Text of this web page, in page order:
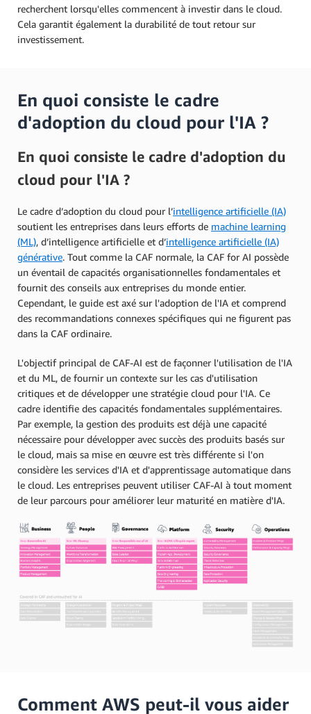
recherchent lorsqu'elles commencent à investir dans le cloud.
Cela garantit également la durabilité de tout retour sur
investissement.
En quoi consiste le cadre
d'adoption du cloud pour l'IA ?
En quoi consiste le cadre d'adoption du
cloud pour l'IA ?
Le cadre d’adoption du cloud pour l’intelligence artificielle (IA)
soutient les entreprises dans leurs efforts de machine learning
(ML), d’intelligence artificielle et d’intelligence artificielle (IA)
générative. Tout comme la CAF normale, la CAF for AI possède
un éventail de capacités organisationnelles fondamentales et
fournit des conseils aux entreprises du monde entier.
Cependant, le guide est axé sur l'adoption de l'IA et comprend
des recommandations connexes spécifiques qui ne figurent pas
dans la CAF ordinaire.
L'objectif principal de CAF-AI est de façonner l'utilisation de l'IA
et du ML, de fournir un contexte sur les cas d'utilisation
critiques et de développer une stratégie cloud pour l'IA. Ce
cadre identifie des capacités fondamentales supplémentaires.
Par exemple, la gestion des produits est déjà une capacité
nécessaire pour développer avec succès des produits basés sur
le cloud, mais sa mise en œuvre est très différente si l'on
considère les services d'IA et d'apprentissage automatique dans
le cloud. Les entreprises peuvent utiliser CAF-AI à tout moment
de leur parcours pour améliorer leur maturité en matière d'IA.
Comment AWS peut-il vous aider